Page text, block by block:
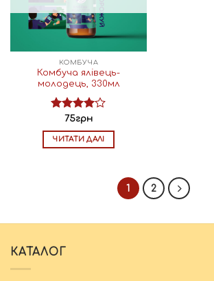
сторінці
товару
КОМБУЧА
Комбуча ялівець-
молодець, 330мл
Оцінено
в4.00з
5
75грн
ЧИТАТИ ДАЛІ
1 2
КАТАЛОГ